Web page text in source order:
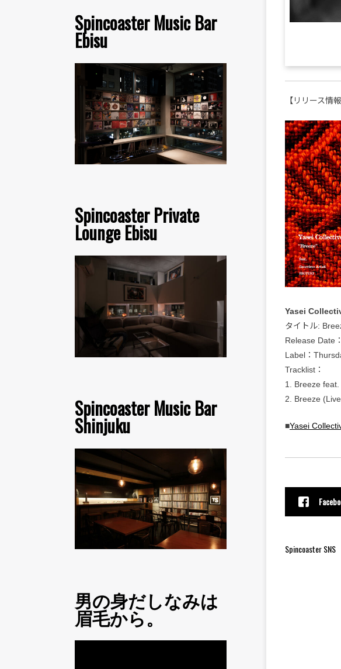
Spincoaster Music Bar
Ebisu
Spincoaster Private
Lounge Ebisu
Spincoaster Music Bar
Shinjuku
男の身だしなみは
眉毛から。
【リリース情報
Yasei
タイトル:
Release Date
Label：
Tracklist：
1. Breeze
2. Breeze
■Yasei
Spincoaster SNS